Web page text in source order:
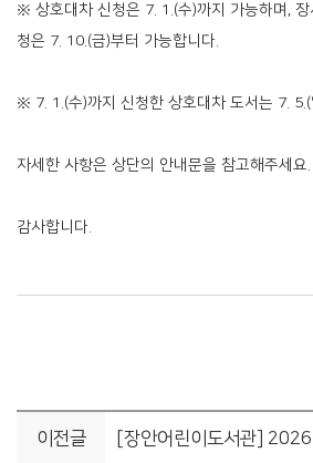
※ 상호대차 신청은 7. 1.(수)까지 가능하며,
청은 7. 10.(금)부터 가능합니다.
※ 7. 1.(수)까지 신청한 상호대차 도서는 7. 5.(
자세한 사항은 상단의 안내문을 참고해주세요.
감사합니다.
이전글